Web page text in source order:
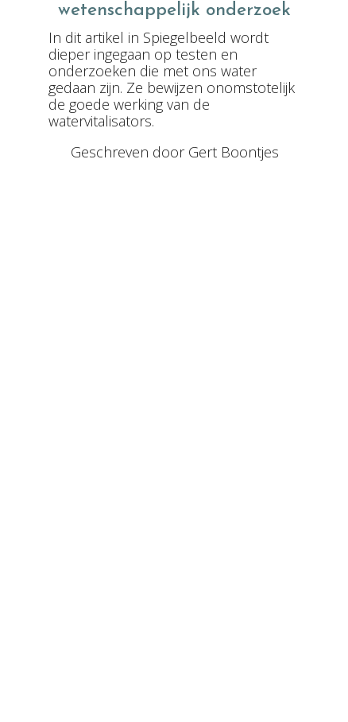
wetenschappelijk onderzoek
In dit artikel in Spiegelbeeld wordt
dieper ingegaan op testen en
onderzoeken die met ons water
gedaan zijn. Ze bewijzen onomstotelijk
de goede werking van de
watervitalisators.
Geschreven door Gert Boontjes